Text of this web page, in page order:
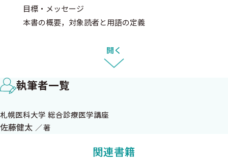
患ステージに応じ力加減を調節することで，good practiceを生み
出せるはずだ．読者の皆様には壮大な概念でありながら身近にも
洛和会丸太町病院 救急総合診療科 部長
目標・メッセージ
本書の概要，対象読者と用語の定義
2 慢性臓器障害診療の現状と展望
1専門医からの慢性臓器障害の見えかた，その限界
各学会ガイドラインから読み解く問題
■臓器が異なっても共通する特徴
2総合医からの慢性臓器障害の見えかた
総合医の専門性とは
総合医はCommon diseaseのエキスパート
開く
執筆者一覧
札幌医科大学 総合診療医学講座
佐藤健太 著
関連書籍